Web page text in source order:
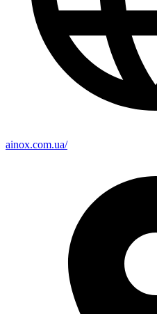
ainox.com.ua/